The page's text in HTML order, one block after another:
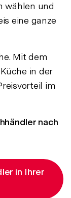
wählen und
eine ganze
Mit dem
in der
im
nach
in Ihrer